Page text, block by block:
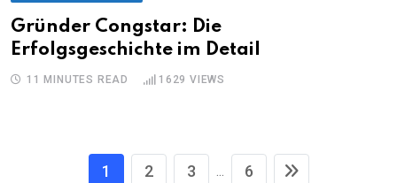
Gründer Congstar: Die
Erfolgsgeschichte im Detail
11 MINUTES READ 1629 VIEWS
1 2 3 ... 6